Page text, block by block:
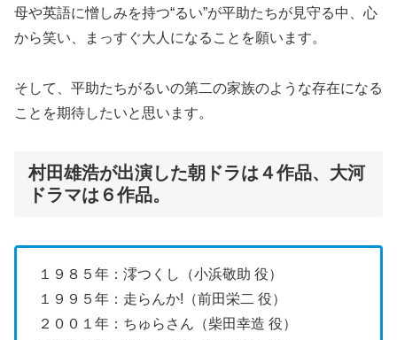
母や英語に憎しみを持つ“るい”が平助たちが見守る中、心
から笑い、まっすぐ大人になることを願います。
そして、平助たちがるいの第二の家族のような存在になる
ことを期待したいと思います。
村田雄浩が出演した朝ドラは４作品、大河
ドラマは６作品。
１９８５年：澪つくし（小浜敬助 役）
１９９５年：走らんか!（前田栄二 役）
２００１年：ちゅらさん（柴田幸造 役）